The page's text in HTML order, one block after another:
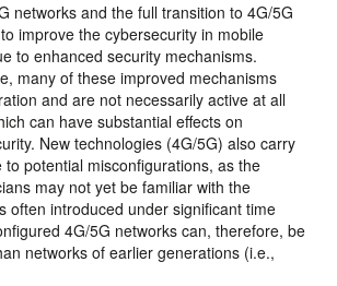
networks and the full transition to 4G/5G
improve the cybersecurity in mobile
to enhanced security mechanisms.
many of these improved mechanisms
and are not necessarily active at all
can have substantial effects on
New technologies (4G/5G) also carry
to potential misconfigurations, as the
may not yet be familiar with the
often introduced under significant time
4G/5G networks can, therefore, be
networks of earlier generations (i.e.,